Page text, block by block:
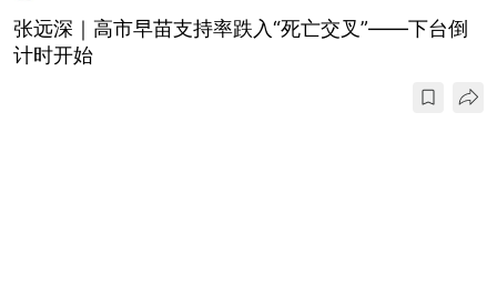
张远深｜高市早苗支持率跌入“死亡交叉”——下台倒
计时开始